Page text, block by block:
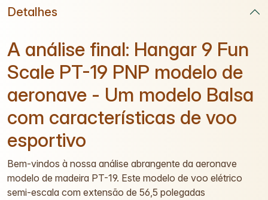
Detalhes
A análise final: Hangar 9 Fun
Scale PT-19 PNP modelo de
aeronave - Um modelo Balsa
com características de voo
esportivo
Bem-vindos à nossa análise abrangente da aeronave
modelo de madeira PT-19. Este modelo de voo elétrico
semi-escala com extensão de 56,5 polegadas